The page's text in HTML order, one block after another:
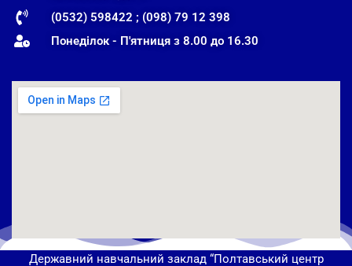
(0532) 598422 ; (098) 79 12 398
Понеділок - П'ятниця з 8.00 до 16.30
Державний навчальний заклад “Полтавський центр